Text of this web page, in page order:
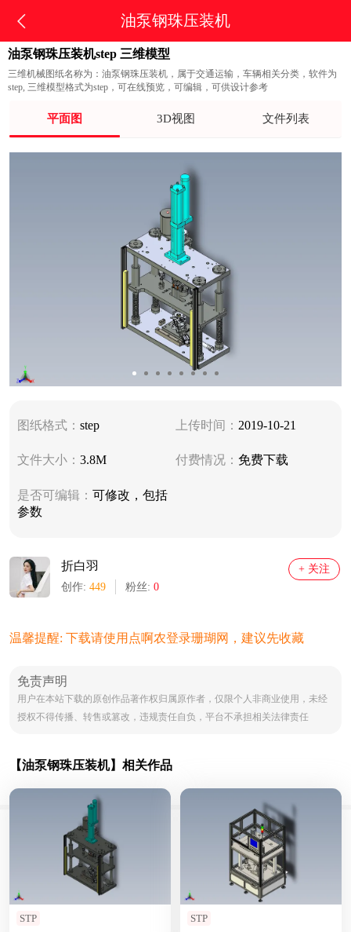
油泵钢珠压装机
油泵钢珠压装机step 三维模型
三维机械图纸名称为：油泵钢珠压装机，属于交通运输，车辆相关分类，软件为
step, 三维模型格式为step，可在线预览，可编辑，可供设计参考
平面图 3D视图 文件列表
图纸格式： step 上传时间： 2019-10-21
文件大小： 3.8M 付费情况： 免费下载
是否可编辑： 可修改，包括
参数
折白羽
创作: 449 粉丝: 0
+ 关注
温馨提醒: 下载请使用点啊农登录珊瑚网，建议先收藏
免责声明
用户在本站下载的原创作品著作权归属原作者，仅限个人非商业使用，未经
授权不得传播、转售或篡改，违规责任自负，平台不承担相关法律责任
【油泵钢珠压装机】相关作品
STP STP